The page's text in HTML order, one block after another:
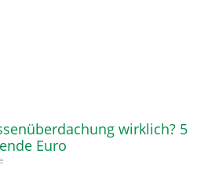
wirklich? 5
Euro